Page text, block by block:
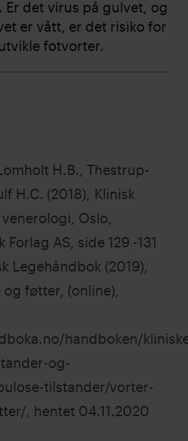
Er det virus på gulvet, og
er vått, er det risiko for
fotvorter.
H.B., Thestrup-
H.C. (2018), Klinisk
Oslo,
AS, side 129 -131
Legehåndbok (2019),
føtter, (online),
handboken/
og-
tilstander/vorter-
, hentet 04.11.2020